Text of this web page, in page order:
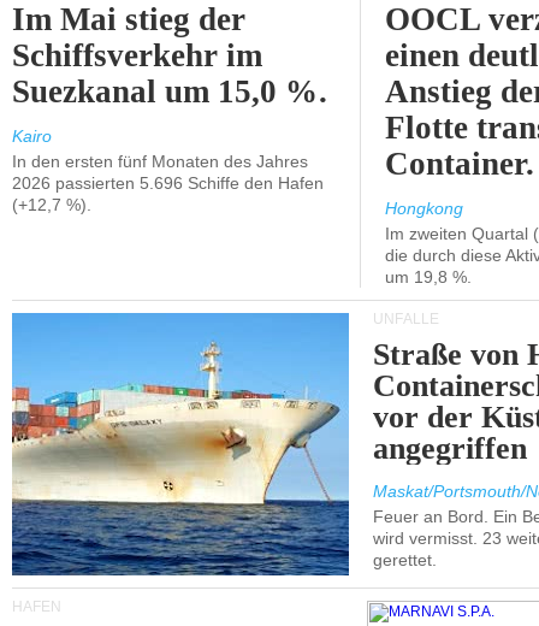
Im Mai stieg der
Schiffsverkehr im
Suezkanal um 15,0 %.
Kairo
In den ersten fünf Monaten des Jahres
2026 passierten 5.696 Schiffe den Hafen
(+12,7 %).
OOCL
einen
Anstieg
Flotte
Container.
Hongkong
Im zweiten Quartal
die durch diese
um 19,8 %.
UNFÄLLE
Straße von
vor der
angegriffen
Maskat/Portsmouth/
Feuer an Bord. Ein
wird vermisst. 23
gerettet.
HÄFEN